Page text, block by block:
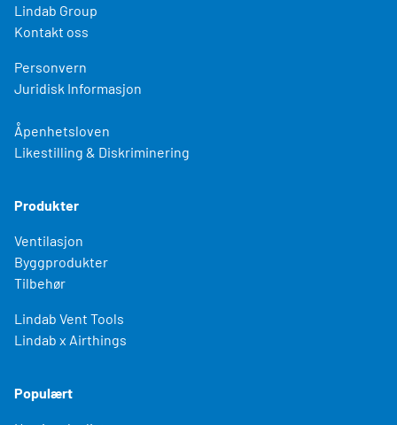
Lindab Group
Kontakt oss
Personvern
Juridisk Informasjon
Åpenhetsloven
Likestilling & Diskriminering
Produkter
Ventilasjon
Byggprodukter
Tilbehør
Lindab Vent Tools
Lindab x Airthings
Populært